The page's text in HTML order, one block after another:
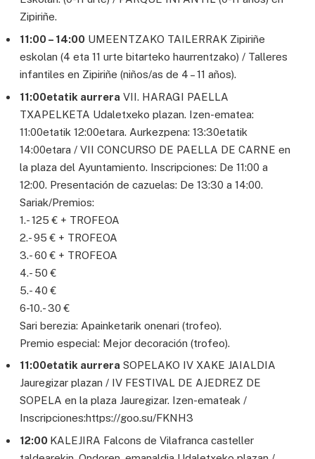
Zipiriñe.
11:00 – 14:00 UMEENTZAKO TAILERRAK Zipiriñe
eskolan (4 eta 11 urte bitarteko haurrentzako) / Talleres
infantiles en Zipiriñe (niños/as de 4 – 11 años).
11:00etatik aurrera VII. HARAGI PAELLA
TXAPELKETA Udaletxeko plazan. Izen-ematea:
11:00etatik 12:00etara. Aurkezpena: 13:30etatik
14:00etara / VII CONCURSO DE PAELLA DE CARNE en
la plaza del Ayuntamiento. Inscripciones: De 11:00 a
12:00. Presentación de cazuelas: De 13:30 a 14:00.
Sariak/Premios:
1.- 125 € + TROFEOA
2.- 95 € + TROFEOA
3.- 60 € + TROFEOA
4.- 50 €
5.- 40 €
6-10.- 30 €
Sari berezia: Apainketarik onenari (trofeo).
Premio especial: Mejor decoración (trofeo).
11:00etatik aurrera SOPELAKO IV XAKE JAIALDIA
Jauregizar plazan / IV FESTIVAL DE AJEDREZ DE
SOPELA en la plaza Jauregizar. Izen-emateak /
Inscripciones:https://goo.su/FKNH3
12:00 KALEJIRA Falcons de Vilafranca casteller